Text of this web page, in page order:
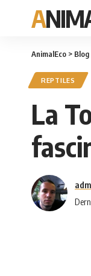
AnimalEco > Blog
REPTILES
La